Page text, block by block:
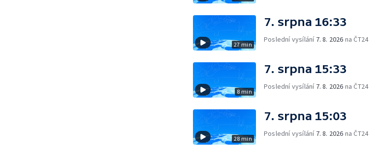
27 min
7. srpna 16:33
Poslední vysílání 7. 8. 2026 na ČT24
8 min
7. srpna 15:33
Poslední vysílání 7. 8. 2026 na ČT24
28 min
7. srpna 15:03
Poslední vysílání 7. 8. 2026 na ČT24